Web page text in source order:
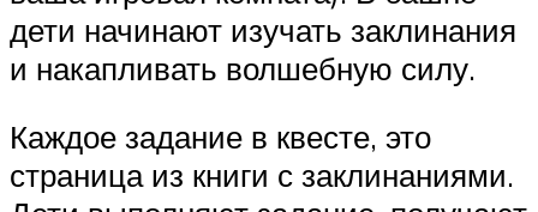
дети начинают изучать заклинания
и накапливать волшебную силу.
Каждое задание в квесте, это
страница из книги с заклинаниями.